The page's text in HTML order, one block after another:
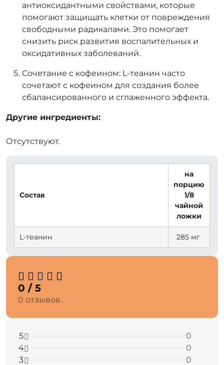
антиоксидантными свойствами, которые
помогают защищать клетки от повреждения
свободными радикалами. Это помогает
снизить риск развития воспалительных и
оксидативных заболеваний.
Сочетание с кофеином: L-теанин часто
сочетают с кофеином для создания более
сбалансированного и сглаженного эффекта.
Другие ингредиенты:
Отсутствуют.
Состав
на
порцию
1/8
чайной
ложки
L-теанин 285 мг
0 / 5
0 отзывов
5
0
4
0
3
0